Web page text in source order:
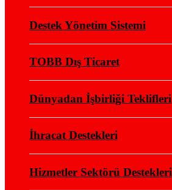
Destek Yönetim Sistemi
TOBB Dış Ticaret
Dünyadan İşbirliği Teklifleri
İhracat Destekleri
Hizmetler Sektörü Destekleri